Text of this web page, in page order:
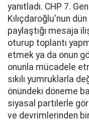
yanıtladı. CHP 7.
Kılıçdaroğlu'nun
paylaştığı mesaja
oturup toplantı
etmek ya da onun
onunla mücadele
sıkılı yumruklarla
önündeki döneme
siyasal partilerle
ve devrimlerinden